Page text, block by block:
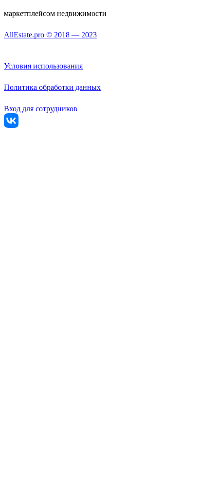
маркетплейсом недвижимости
AllEstate.pro © 2018 — 2023
Условия использования
Политика обработки данных
Вход для сотрудников